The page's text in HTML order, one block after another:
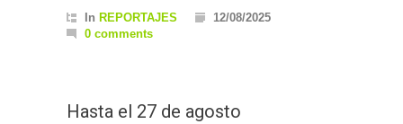
In REPORTAJES
12/08/2025
0 comments
Hasta el 27 de agosto